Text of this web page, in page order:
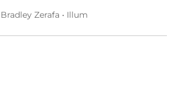
Bradley Zerafa • Illum